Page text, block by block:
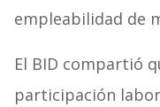
empleabilidad de
El BID compartió
participación